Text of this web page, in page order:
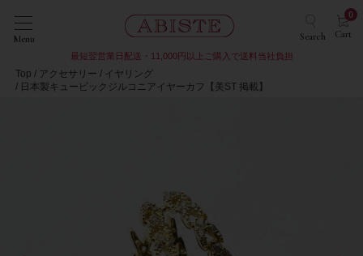
Menu Search Cart
0
最短翌営業日配送・11,000円以上ご購入で送料当社負担
Top アクセサリー
イヤリング
日本製キュービックジルコニアイヤーカフ【美ST 掲載】